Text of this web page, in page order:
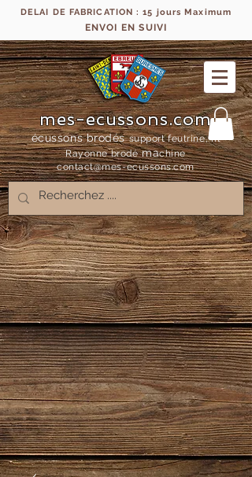
DELAI DE FABRICATION : 15 jours Maximum
ENVOI EN SUIVI
mes-ecussons.com
écussons brodés support feutrine, fil
Rayonne brodémachine
contact@mes-ecussons.com